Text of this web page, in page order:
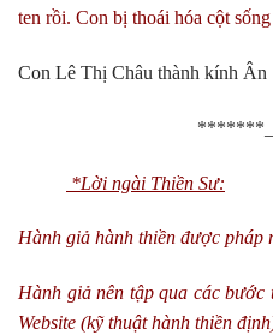
ten rồi. Con bị thoái hóa cột
Con Lê Thị Châu thành kính Ân
*Lời ngài Thiền Sư:
Hành giả hành thiền được pháp
Hành giả nên tập qua các bước
Website (kỹ thuật hành thiền